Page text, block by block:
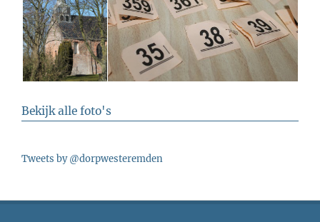
Bekijk alle foto's
Tweets by @dorpwesteremden